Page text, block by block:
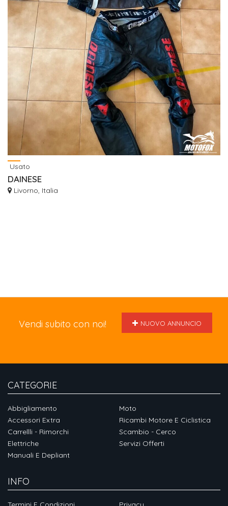
Usato
DAINESE
Livorno, Italia
Vendi subito con noi! NUOVO ANNUNCIO
CATEGORIE
Abbigliamento
Accessori Extra
Carrellli - Rimorchi
Elettriche
Manuali E Depliant
Moto
Ricambi Motore E Ciclistica
Scambio - Cerco
Servizi Offerti
INFO